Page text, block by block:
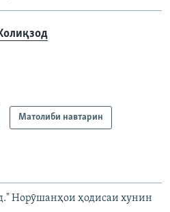
Матолиби навтарин
Норӯшанҳои ҳодисаи хунин